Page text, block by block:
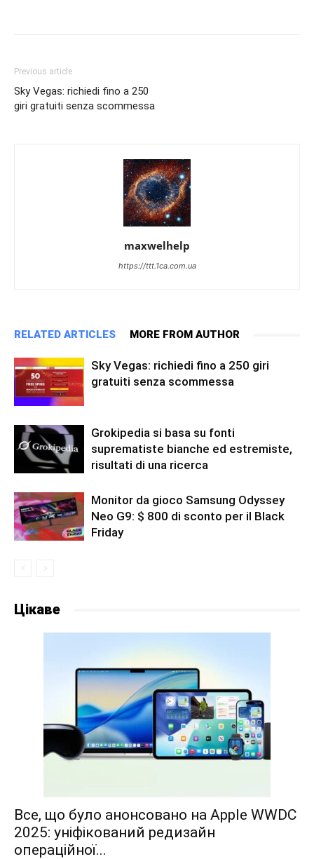
Previous article
Sky Vegas: richiedi fino a 250
giri gratuiti senza scommessa
maxwelhelp
https://ttt.1ca.com.ua
RELATED ARTICLES MORE FROM AUTHOR
Sky Vegas: richiedi fino a 250 giri
gratuiti senza scommessa
Grokipedia si basa su fonti
suprematiste bianche ed estremiste,
risultati di una ricerca
Monitor da gioco Samsung Odyssey
Neo G9: $ 800 di sconto per il Black
Friday
Цікаве
Все, що було анонсовано на Apple WWDC
2025: уніфікований редизайн
операційної...